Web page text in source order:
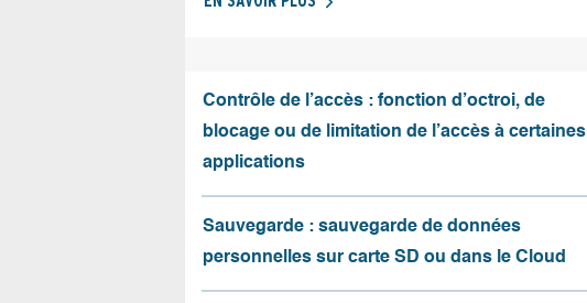
Contrôle de l’accès : fonction d’octroi, de
blocage ou de limitation de l’accès à certaines
applications
Sauvegarde : sauvegarde de données
personnelles sur carte SD ou dans le Cloud